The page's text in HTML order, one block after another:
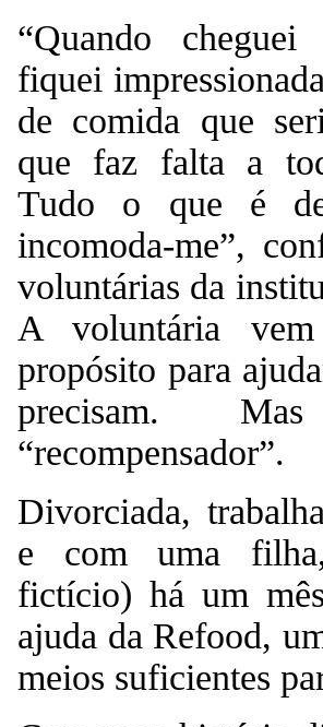
“Quando
fiquei
de comida que
que faz falta a
Tudo o que é
incomoda-me”,
voluntárias da
A voluntária
propósito para
precisam.
“recompensador”.
Divorciada,
e com uma
fictício) há um
ajuda da Refood,
meios suficientes